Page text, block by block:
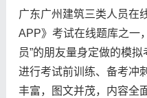
广东广州建筑三类人员在
APP》考试在线题库之一
员”的朋友量身定做的模
进行考试前训练、备考冲
丰富，图文并茂，内容全